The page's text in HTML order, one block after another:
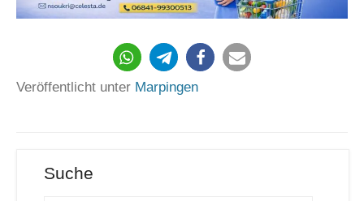
Veröffentlicht unter Marpingen
Suche